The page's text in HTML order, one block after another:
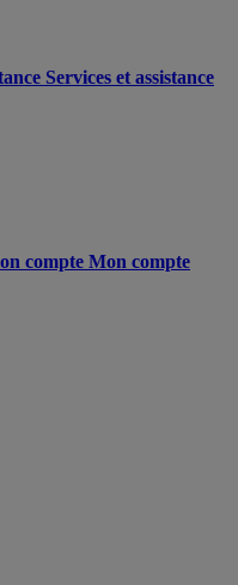
Services et assistance
compte Mon compte